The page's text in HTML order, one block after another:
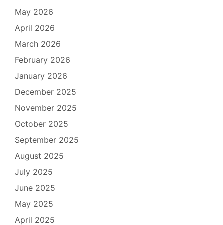
May 2026
April 2026
March 2026
February 2026
January 2026
December 2025
November 2025
October 2025
September 2025
August 2025
July 2025
June 2025
May 2025
April 2025